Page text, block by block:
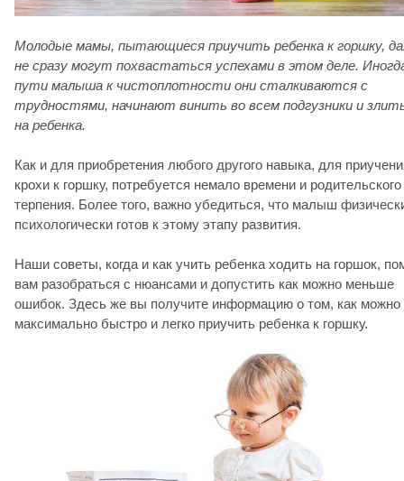
Молодые мамы, пытающиеся приучить ребенка к горшку,
не сразу могут похвастаться успехами в этом деле.
пути малыша к чистоплотности они сталкиваются с
трудностями, начинают винить во всем подгузники и
на ребенка.
Как и для приобретения любого другого навыка, для
крохи к горшку, потребуется немало времени и родительского
терпения. Более того, важно убедиться, что малыш
психологически готов к этому этапу развития.
Наши советы, когда и как учить ребенка ходить на горшок,
вам разобраться с нюансами и допустить как можно меньше
ошибок. Здесь же вы получите информацию о том, как можно
максимально быстро и легко приучить ребенка к горшку.